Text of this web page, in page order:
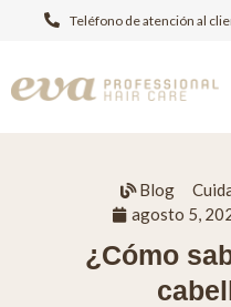
Teléfono de atención al
Blog
agosto 5,
¿Cómo